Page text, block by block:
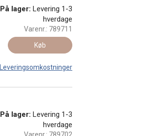
På lager: Levering 1-3
hverdage
Varenr.: 789711
Køb
Leveringsomkostninger
På lager: Levering 1-3
hverdage